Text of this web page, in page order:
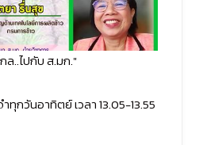
ล..ไปกับ ส.มก."
ทุกวันอาทิตย์ เวลา 13.05-13.55